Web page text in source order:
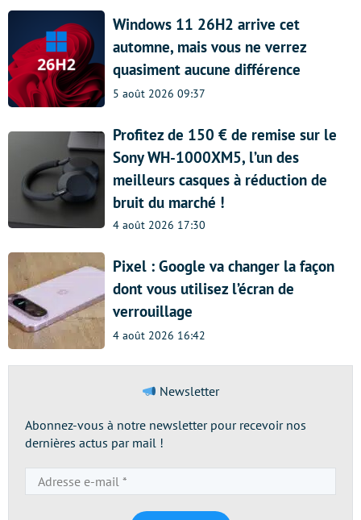
Windows 11 26H2 arrive cet
automne, mais vous ne verrez
quasiment aucune différence
5 août 2026 09:37
Profitez de 150 € de remise sur le
Sony WH-1000XM5, l’un des
meilleurs casques à réduction de
bruit du marché !
4 août 2026 17:30
Pixel : Google va changer la façon
dont vous utilisez l’écran de
verrouillage
4 août 2026 16:42
Newsletter
Abonnez-vous à notre newsletter pour recevoir nos
dernières actus par mail !
e-
mail